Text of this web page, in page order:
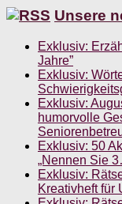
Unsere
Exklusiv:
Jahre”
Exklusiv:
Exklusiv:
humorvolle
Exklusiv: 50
„Nennen Sie
Exklusiv:
Kreativheft für